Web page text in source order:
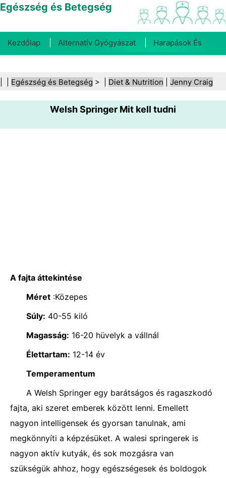
Egészség és Betegség
Kezdőlap Alternatív Gyógyászat Harapások És
Fogegészség Diéta És Táplálkozás Családi
Egészségügyi Ágazat Mentális Egészség
Közegészségügy És Biztonság Sebészet És
Egészség és Betegség > | Diet & Nutrition Jenny Craig
Welsh Springer Mit kell tudni
A fajta áttekintése
Méret :Közepes
Súly: 40-55 kiló
Magasság: 16-20 hüvelyk a vállnál
Élettartam: 12-14 év
Temperamentum
A Welsh Springer egy barátságos és ragaszkodó
fajta, aki szeret emberek között lenni. Emellett
nagyon intelligensek és gyorsan tanulnak, ami
megkönnyíti a képzésüket. A walesi springerek is
nagyon aktív kutyák, és sok mozgásra van
szükségük ahhoz, hogy egészségesek és boldogok